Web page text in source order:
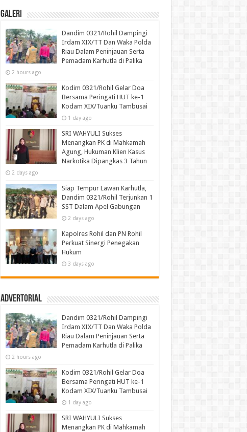
Galeri
Dandim 0321/Rohil Dampingi
Irdam XIX/TT Dan Waka Polda
Riau Dalam Peninjauan Serta
Pemadam Karhutla di Palika
2 hours ago
Kodim 0321/Rohil Gelar Doa
Bersama Peringati HUT ke-1
Kodam XIX/Tuanku Tambusai
1 day ago
SRI WAHYULI Sukses
Menangkan PK di Mahkamah
Agung, Hukuman Klien Kasus
Narkotika Dipangkas 3 Tahun
2 days ago
Siap Tempur Lawan Karhutla,
Dandim 0321/Rohil Terjunkan 1
SST Dalam Apel Gabungan
2 days ago
Kapolres Rohil dan PN Rohil
Perkuat Sinergi Penegakan
Hukum
3 days ago
Advertorial
Dandim 0321/Rohil Dampingi
Irdam XIX/TT Dan Waka Polda
Riau Dalam Peninjauan Serta
Pemadam Karhutla di Palika
2 hours ago
Kodim 0321/Rohil Gelar Doa
Bersama Peringati HUT ke-1
Kodam XIX/Tuanku Tambusai
1 day ago
SRI WAHYULI Sukses
Menangkan PK di Mahkamah